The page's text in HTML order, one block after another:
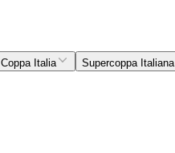
Coppa Italia Supercoppa Italiana